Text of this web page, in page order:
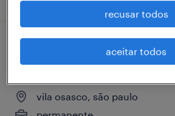
analista sr. supplier
(melicidade) /sp
vila osasco, são paulo
recusar todos
aceitar todos